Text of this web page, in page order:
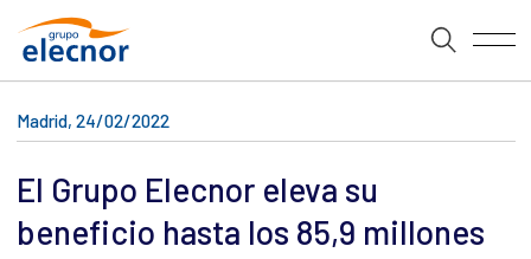
Madrid, 24/02/2022
El Grupo Elecnor eleva su
beneficio hasta los 85,9 millones